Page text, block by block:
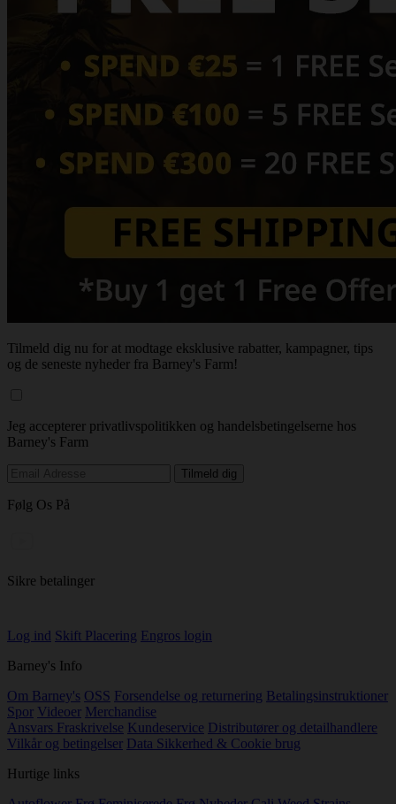
Tilmeld dig nu for at modtage eksklusive rabatter, kampagner, tips
og de seneste nyheder fra Barney's Farm!
Jeg accepterer privatlivspolitikken og handelsbetingelserne hos
Barney's Farm
Følg Os På
Sikre betalinger
Log ind Skift Placering Engros login
Barney's Info
Om Barney's OSS Forsendelse og returnering Betalingsinstruktioner
Spor Videoer Merchandise
Ansvars Fraskrivelse Kundeservice Distributører og detailhandlere
Vilkår og betingelser Data Sikkerhed & Cookie brug
Hurtige links